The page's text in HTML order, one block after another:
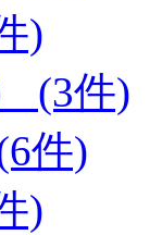
)
(3件)
件)
)